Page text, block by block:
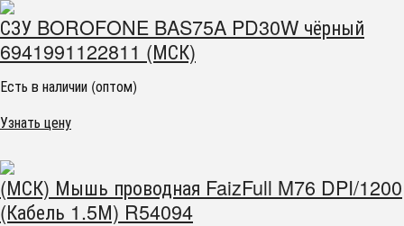
СЗУ BOROFONE BAS75A PD30W чёрный
6941991122811 (МСК)
Есть в наличии (оптом)
Узнать цену
(МСК) Мышь проводная FaizFull M76 DPI/1200
(Кабель 1.5М) R54094